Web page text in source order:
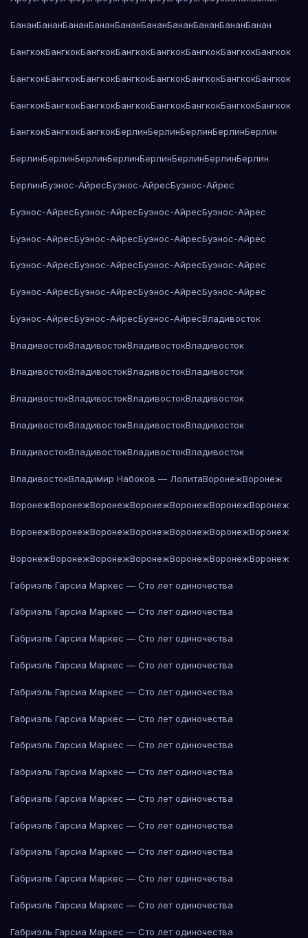
БананБананБананБананБананБананБананБананБананБанан
БангкокБангкокБангкокБангкокБангкокБангкокБангкокБангкок
БангкокБангкокБангкокБангкокБангкокБангкокБангкокБангкок
БангкокБангкокБангкокБангкокБангкокБангкокБангкокБангкок
БангкокБангкокБангкокБерлинБерлинБерлинБерлинБерлин
БерлинБерлинБерлинБерлинБерлинБерлинБерлинБерлин
БерлинБуэнос-АйресБуэнос-АйресБуэнос-Айрес
Буэнос-АйресБуэнос-АйресБуэнос-АйресБуэнос-Айрес
Буэнос-АйресБуэнос-АйресБуэнос-АйресБуэнос-Айрес
Буэнос-АйресБуэнос-АйресБуэнос-АйресБуэнос-Айрес
Буэнос-АйресБуэнос-АйресБуэнос-АйресБуэнос-Айрес
Буэнос-АйресБуэнос-АйресБуэнос-АйресВладивосток
ВладивостокВладивостокВладивостокВладивосток
ВладивостокВладивостокВладивостокВладивосток
ВладивостокВладивостокВладивостокВладивосток
ВладивостокВладивостокВладивостокВладивосток
ВладивостокВладивостокВладивостокВладивосток
ВладивостокВладимир Набоков — ЛолитаВоронежВоронеж
ВоронежВоронежВоронежВоронежВоронежВоронежВоронеж
ВоронежВоронежВоронежВоронежВоронежВоронежВоронеж
ВоронежВоронежВоронежВоронежВоронежВоронежВоронеж
Габриэль Гарсиа Маркес — Сто лет одиночества
Габриэль Гарсиа Маркес — Сто лет одиночества
Габриэль Гарсиа Маркес — Сто лет одиночества
Габриэль Гарсиа Маркес — Сто лет одиночества
Габриэль Гарсиа Маркес — Сто лет одиночества
Габриэль Гарсиа Маркес — Сто лет одиночества
Габриэль Гарсиа Маркес — Сто лет одиночества
Габриэль Гарсиа Маркес — Сто лет одиночества
Габриэль Гарсиа Маркес — Сто лет одиночества
Габриэль Гарсиа Маркес — Сто лет одиночества
Габриэль Гарсиа Маркес — Сто лет одиночества
Габриэль Гарсиа Маркес — Сто лет одиночества
Габриэль Гарсиа Маркес — Сто лет одиночества
Габриэль Гарсиа Маркес — Сто лет одиночества